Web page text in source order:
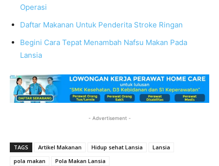
Operasi
Daftar Makanan Untuk Penderita Stroke Ringan
Begini Cara Tepat Menambah Nafsu Makan Pada
Lansia
- Advertisement -
TAGS Artikel Makanan Hidup sehat Lansia
Lansia
pola makan
Pola Makan Lansia